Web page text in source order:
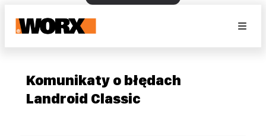
Komunikaty o błędach
Landroid Classic